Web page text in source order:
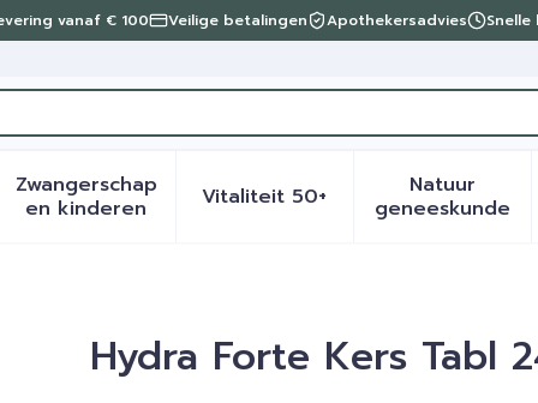
vanaf € 100 Veilige betalingen Apothekersadvies Snelle
verzorging en hygiëne categorie
voor Dieet, voeding en vitamines categorie
Zwangerschap
en kinderenToon submenu voor Zwangerschap en
Vitaliteit 50+Toon submenu voor
Natuur
geneeskunde
Toon
Hydra Forte Kers Tabl